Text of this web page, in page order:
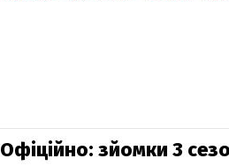
Офіційно: зйомки 3